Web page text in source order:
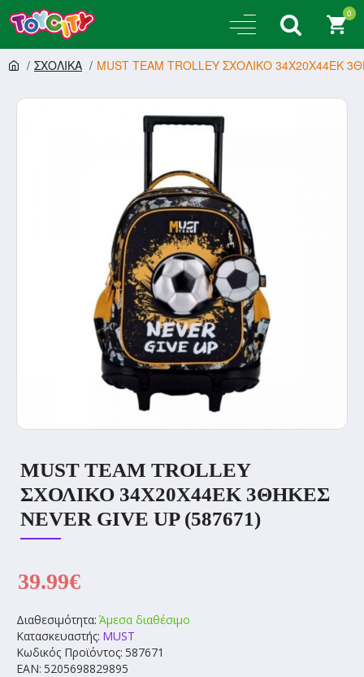
0
ΣΧΟΛΙΚΑ MUST TEAM TROLLEY ΣΧΟΛΙΚΟ 34Χ20Χ44ΕΚ
MUST TEAM TROLLEY
ΣΧΟΛΙΚΟ 34Χ20Χ44ΕΚ 3ΘΗΚΕΣ
NEVER GIVE UP (587671)
Διαθεσιμότητα: Άμεσα διαθέσιμο
Κατασκευαστής: MUST
Κωδικός Προϊόντος: 587671
EAN: 5205698829895
39.99€